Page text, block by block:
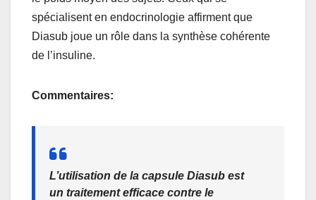
spécialisent en endocrinologie affirment que
Diasub joue un rôle dans la synthèse cohérente
de l’insuline.
Commentaires:
L’utilisation de la capsule Diasub est
un traitement efficace contre le